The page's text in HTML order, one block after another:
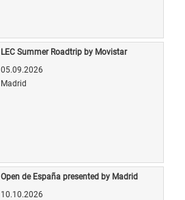
LEC Summer Roadtrip by Movistar
05.09.2026
Madrid
Open de España presented by Madrid
10.10.2026